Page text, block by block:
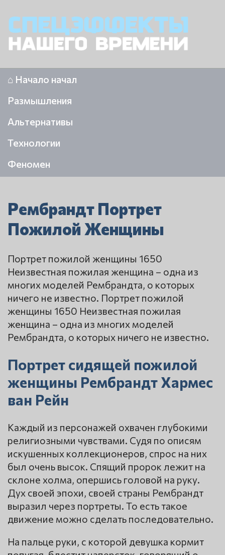
⌂ Начало начал
Размышления
Альтернативы
Технологии
Феномен
Рембрандт Портрет
Пожилой Женщины
Портрет пожилой женщины 1650
Неизвестная пожилая женщина – одна из
многих моделей Рембрандта, о которых
ничего не известно. Портрет пожилой
женщины 1650 Неизвестная пожилая
женщина – одна из многих моделей
Рембрандта, о которых ничего не известно.
Портрет сидящей пожилой
женщины Рембрандт Хармес
ван Рейн
Каждый из персонажей охвачен глубокими
религиозными чувствами. Судя по описям
искушенных коллекционеров, спрос на них
был очень высок. Спящий пророк лежит на
склоне холма, опершись головой на руку.
Дух своей эпохи, своей страны Рембрандт
выразил через портреты. То есть такое
движение можно сделать последовательно.
На пальце руки, с которой девушка кормит